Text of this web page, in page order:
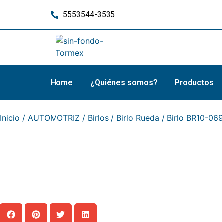
5553544-3535
Home ¿Quiénes somos? Productos
Inicio / AUTOMOTRIZ / Birlos / Birlo Rueda / Birlo BR10-